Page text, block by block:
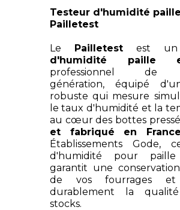
Testeur d'humidité
Pailletest
Le Pailletestest
d'humidité paille
professionnel de
génération, équipé
robuste qui mesure
le taux d'humidité et la
au cœur des bottes
et fabriqué en France
Établissements Gode,
d'humidité pour
garantit une
de vos fourrages et
durablement la
stocks.